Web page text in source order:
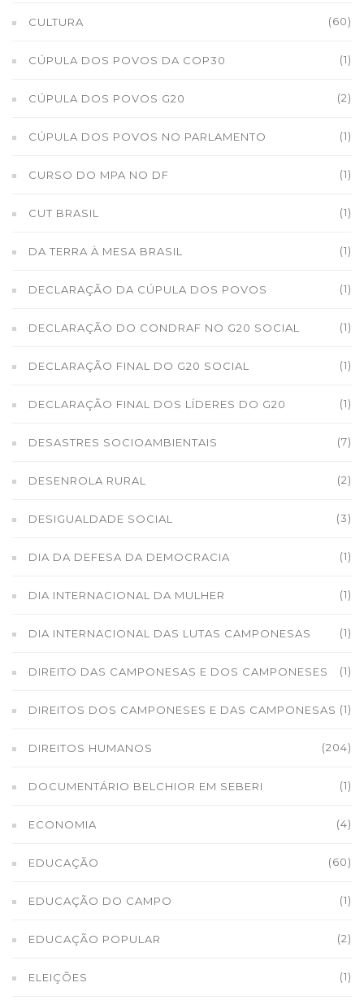
CULTURA (60)
CÚPULA DOS POVOS DA COP30 (1)
CÚPULA DOS POVOS G20 (2)
CÚPULA DOS POVOS NO PARLAMENTO (1)
CURSO DO MPA NO DF (1)
CUT BRASIL (1)
DA TERRA À MESA BRASIL (1)
DECLARAÇÃO DA CÚPULA DOS POVOS (1)
DECLARAÇÃO DO CONDRAF NO G20 SOCIAL (1)
DECLARAÇÃO FINAL DO G20 SOCIAL (1)
DECLARAÇÃO FINAL DOS LÍDERES DO G20 (1)
DESASTRES SOCIOAMBIENTAIS (7)
DESENROLA RURAL (2)
DESIGUALDADE SOCIAL (3)
DIA DA DEFESA DA DEMOCRACIA (1)
DIA INTERNACIONAL DA MULHER (1)
DIA INTERNACIONAL DAS LUTAS CAMPONESAS (1)
DIREITO DAS CAMPONESAS E DOS CAMPONESES (1)
DIREITOS DOS CAMPONESES E DAS CAMPONESAS (1)
DIREITOS HUMANOS (204)
DOCUMENTÁRIO BELCHIOR EM SEBERI (1)
ECONOMIA (4)
EDUCAÇÃO (60)
EDUCAÇÃO DO CAMPO (1)
EDUCAÇÃO POPULAR (2)
ELEIÇÕES (1)